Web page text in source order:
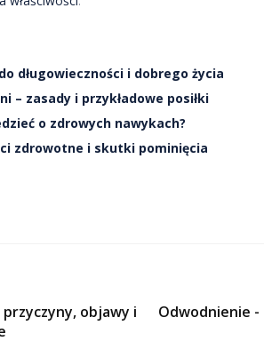
długowieczności i dobrego życia
– zasady i przykładowe posiłki
o zdrowych nawykach?
zdrowotne i skutki pominięcia
objawy i
Odwodnienie